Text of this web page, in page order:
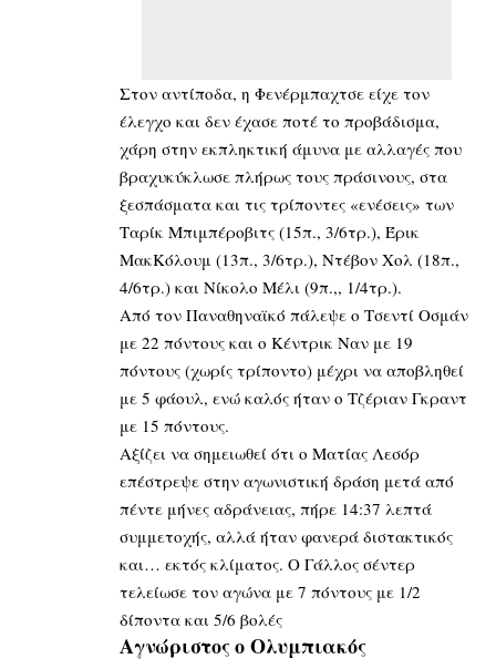
Στον αντίποδα, η Φενέρμπαχτσε είχε τον
έλεγχο και δεν έχασε ποτέ το προβάδισμα,
χάρη στην εκπληκτική άμυνα με αλλαγές που
βραχυκύκλωσε πλήρως τους πράσινους, στα
ξεσπάσματα και τις τρίποντες «ενέσεις» των
Ταρίκ Μπιμπέροβιτς (15π., 3/6τρ.), Έρικ
ΜακΚόλουμ (13π., 3/6τρ.), Ντέβον Χολ (18π.,
4/6τρ.) και Νίκολο Μέλι (9π.,, 1/4τρ.).
Από τον Παναθηναϊκό πάλεψε ο Τσεντί Οσμάν
με 22 πόντους και ο Κέντρικ Ναν με 19
πόντους (χωρίς τρίποντο) μέχρι να αποβληθεί
με 5 φάουλ, ενώ καλός ήταν ο Τζέριαν Γκραντ
με 15 πόντους.
Αξίζει να σημειωθεί ότι ο Ματίας Λεσόρ
επέστρεψε στην αγωνιστική δράση μετά από
πέντε μήνες αδράνειας, πήρε 14:37 λεπτά
συμμετοχής, αλλά ήταν φανερά διστακτικός
και… εκτός κλίματος. Ο Γάλλος σέντερ
τελείωσε τον αγώνα με 7 πόντους με 1/2
δίποντα και 5/6 βολές
Αγνώριστος ο Ολυμπιακός